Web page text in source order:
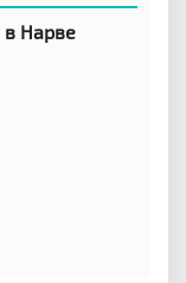
Нарве